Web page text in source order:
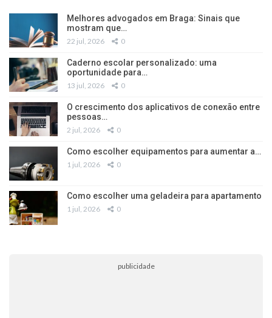
Melhores advogados em Braga: Sinais que
mostram que…
22 jul, 2026 0
Caderno escolar personalizado: uma
oportunidade para…
13 jul, 2026 0
O crescimento dos aplicativos de conexão entre
pessoas…
2 jul, 2026 0
Como escolher equipamentos para aumentar a…
1 jul, 2026 0
Como escolher uma geladeira para apartamento
1 jul, 2026 0
publicidade